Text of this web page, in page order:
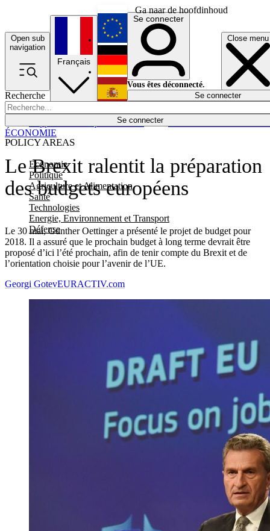
Ga naar de hoofdinhoud
Open sub
navigation
Close menu
Recherche
Se connecter
POLICY AREAS
Economie
Politique
Agriculture et Alimentation
Santé
Technologies
Energie, Environnement et Transport
Défense
Économie
Français
English
Deutsch
Español
Se connecter
Vous êtes déconnecté.
Se connecter
Le Brexit ralentit la préparation
des budgets européens
Le 30 mai, Günther Oettinger a présenté le projet de budget pour
2018. Il a assuré que le prochain budget à long terme devrait être
proposé d’ici l’été prochain, afin de tenir compte du Brexit et de
l’orientation choisie pour l’avenir de l’UE.
ÉCONOMIE
Georgi GotevEURACTIV.com